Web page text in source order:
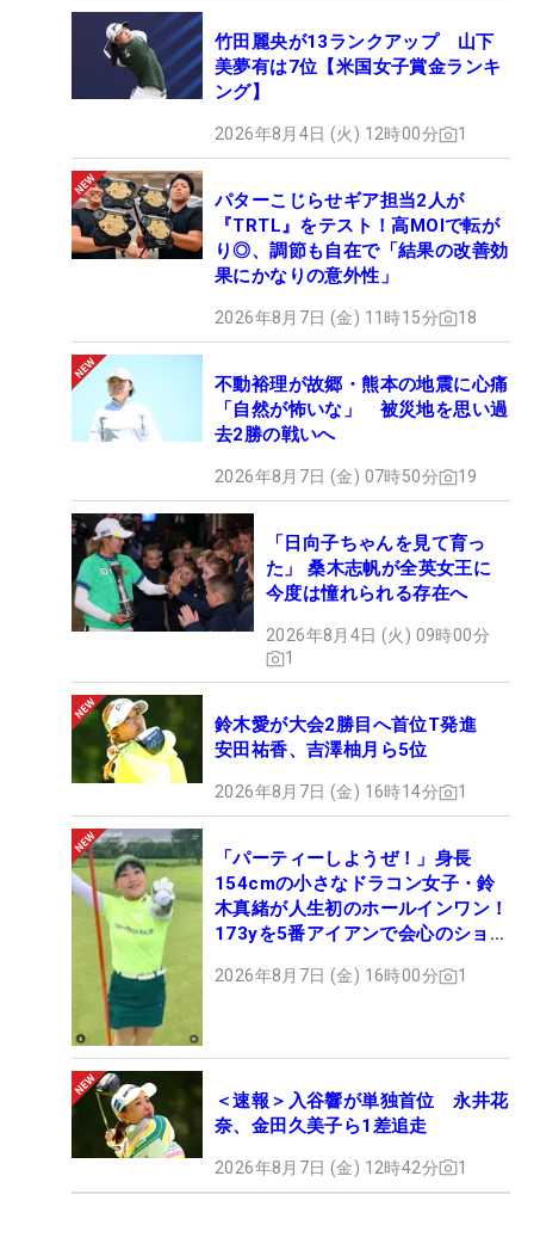
竹田麗央が13ランクアップ 山下
美夢有は7位【米国女子賞金ランキ
ング】
2026年8月4日 (火) 12時00分 1
パターこじらせギア担当2人が
『TRTL』をテスト！高MOIで転が
り◎、調節も自在で「結果の改善効
果にかなりの意外性」
2026年8月7日 (金) 11時15分 18
不動裕理が故郷・熊本の地震に心痛
「自然が怖いな」 被災地を思い過
去2勝の戦いへ
2026年8月7日 (金) 07時50分 19
「日向子ちゃんを見て育っ
た」 桑木志帆が全英女王に
今度は憧れられる存在へ
2026年8月4日 (火) 09時00分
1
鈴木愛が大会2勝目へ首位T発進
安田祐香、吉澤柚月ら5位
2026年8月7日 (金) 16時14分 1
「パーティーしようぜ！」身長
154cmの小さなドラコン女子・鈴
木真緒が人生初のホールインワン！
173yを5番アイアンで会心のショッ
2026年8月7日 (金) 16時00分 1
＜速報＞入谷響が単独首位 永井花
奈、金田久美子ら1差追走
2026年8月7日 (金) 12時42分 1